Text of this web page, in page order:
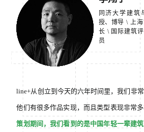
同济大学建筑
授、博导 \
上
长 \ 国际建筑
员
line+从创立到今天的六年时间里，我们非常
他们有很多作品实现，而且类型表现非常多
策划期间，我们看到的是中国年轻一辈建